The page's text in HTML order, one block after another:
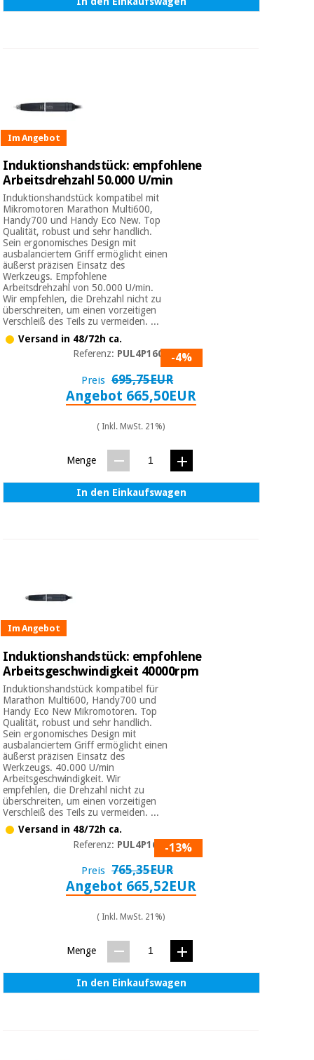
Im Angebot
Induktionshandstück: empfohlene
Arbeitsdrehzahl 50.000 U/min
Induktionshandstück kompatibel mit
Mikromotoren Marathon Multi600,
Handy700 und Handy Eco New. Top
Qualität, robust und sehr handlich.
Sein ergonomisches Design mit
ausbalanciertem Griff ermöglicht einen
äußerst präzisen Einsatz des
Werkzeugs. Empfohlene
Arbeitsdrehzahl von 50.000 U/min.
Wir empfehlen, die Drehzahl nicht zu
überschreiten, um einen vorzeitigen
Verschleiß des Teils zu vermeiden. ...
Versand in 48/72h ca.
Referenz: PUL4P1600 -4%
Preis 695,75EUR
Angebot 665,50EUR
( Inkl. MwSt. 21%)
Menge
In den Einkaufswagen
Im Angebot
Induktionshandstück: empfohlene
Arbeitsgeschwindigkeit 40000rpm
Induktionshandstück kompatibel für
Marathon Multi600, Handy700 und
Handy Eco New Mikromotoren. Top
Qualität, robust und sehr handlich.
Sein ergonomisches Design mit
ausbalanciertem Griff ermöglicht einen
äußerst präzisen Einsatz des
Werkzeugs. 40.000 U/min
Arbeitsgeschwindigkeit. Wir
empfehlen, die Drehzahl nicht zu
überschreiten, um einen vorzeitigen
Verschleiß des Teils zu vermeiden. ...
Versand in 48/72h ca.
Referenz: PUL4P1610-13%
Preis 765,35EUR
Angebot 665,52EUR
( Inkl. MwSt. 21%)
Menge
In den Einkaufswagen